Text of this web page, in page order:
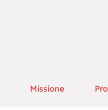
Missione